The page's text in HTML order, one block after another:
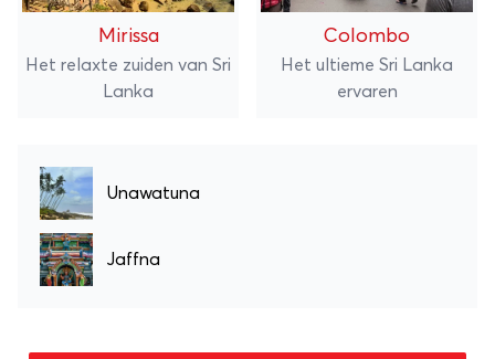
Mirissa
Het relaxte zuiden van Sri
Lanka
Colombo
Het ultieme Sri Lanka
ervaren
Unawatuna
Jaffna